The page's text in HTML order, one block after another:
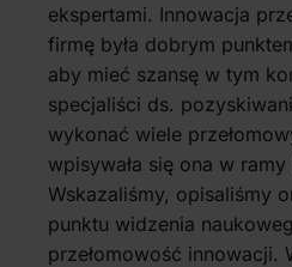
ekspertami. Innowacja
firmę była dobrym
aby mieć szansę w tym
specjaliści ds.
wykonać wiele
wpisywała się ona w
Wskazaliśmy, opisaliśmy
punktu widzenia
przełomowość innowacji.